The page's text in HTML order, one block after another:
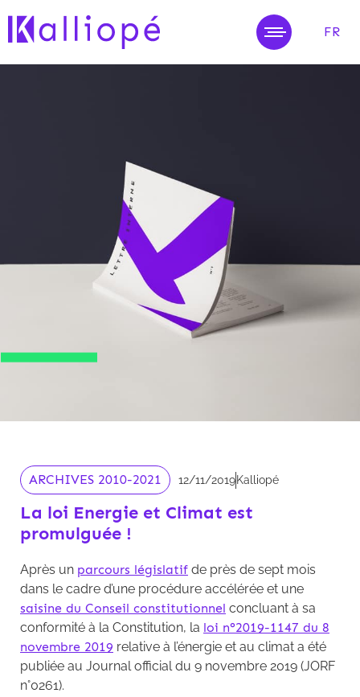
FR
ARCHIVES 2010-2021 12/11/2019Kalliopé
La loi Energie et Climat est
promulguée !
Après un parcours législatif de près de sept mois
dans le cadre d’une procédure accélérée et une
saisine du Conseil constitutionnel concluant à sa
conformité à la Constitution, la loi n°2019-1147 du 8
novembre 2019 relative à l’énergie et au climat a été
publiée au Journal official du 9 novembre 2019 (JORF
n°0261).